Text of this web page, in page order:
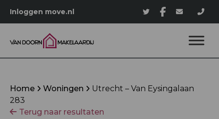
Inloggen move.nl
Home Woningen
Utrecht – Van Eysingalaan
283
Terug naar resultaten